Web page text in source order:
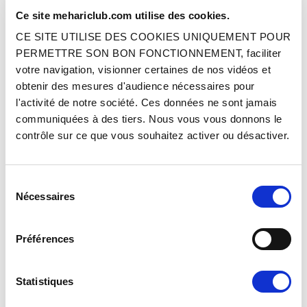
Ce site mehariclub.com utilise des cookies.
CE SITE UTILISE DES COOKIES UNIQUEMENT POUR
PERMETTRE SON BON FONCTIONNEMENT, faciliter
votre navigation, visionner certaines de nos vidéos et
obtenir des mesures d'audience nécessaires pour
l'activité de notre société. Ces données ne sont jamais
communiquées à des tiers. Nous vous vous donnons le
contrôle sur ce que vous souhaitez activer ou désactiver.
Nécessaires
Préférences
Statistiques
Réf. : 1600023
Prix 169.90 €
AJOUTER AU PANIER
Réf. : 1600024
Prix 169.90 €
AJOUTER AU PANIER
PACK PEINTURE (1 KG) - AC087 -